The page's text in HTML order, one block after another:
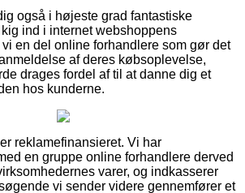
også i højeste grad fantastiske
ind i internet webshoppens
en del online forhandlere som gør det
af deres købsoplevelse,
drages fordel af til at danne dig et
hos kunderne.
reklamefinansieret. Vi har
en gruppe online forhandlere derved
varer, og indkasserer
vi sender videre gennemfører et